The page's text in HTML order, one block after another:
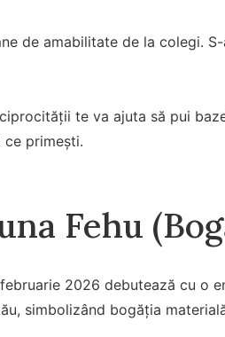
de amabilitate de la colegi.
te va ajuta să pui
ce primești.
Fehu
2026 debutează cu o
simbolizând bogăția